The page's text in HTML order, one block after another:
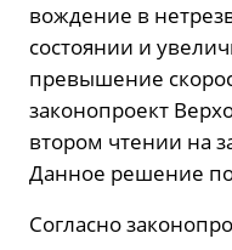
вождение в
состоянии и
превышение
законопроект
втором чтении на
Данное решение
Согласно